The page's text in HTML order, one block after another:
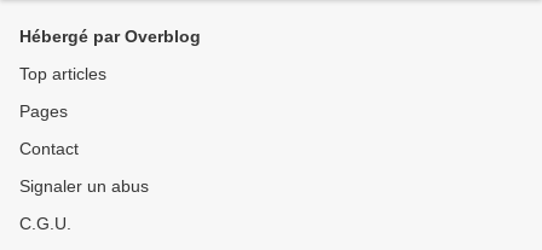
Hébergé par Overblog
Top articles
Pages
Contact
Signaler un abus
C.G.U.